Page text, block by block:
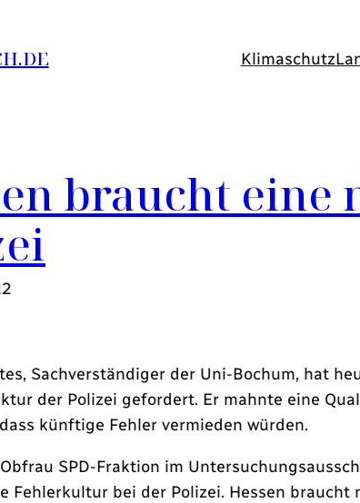
Klimaschutz
braucht
Sachverständiger der Uni-Bochum, hat
der Polizei gefordert. Er mahnte eine
künftige Fehler vermieden würden.
SPD-Fraktion im
Fehlerkultur bei der Polizei. Hessen